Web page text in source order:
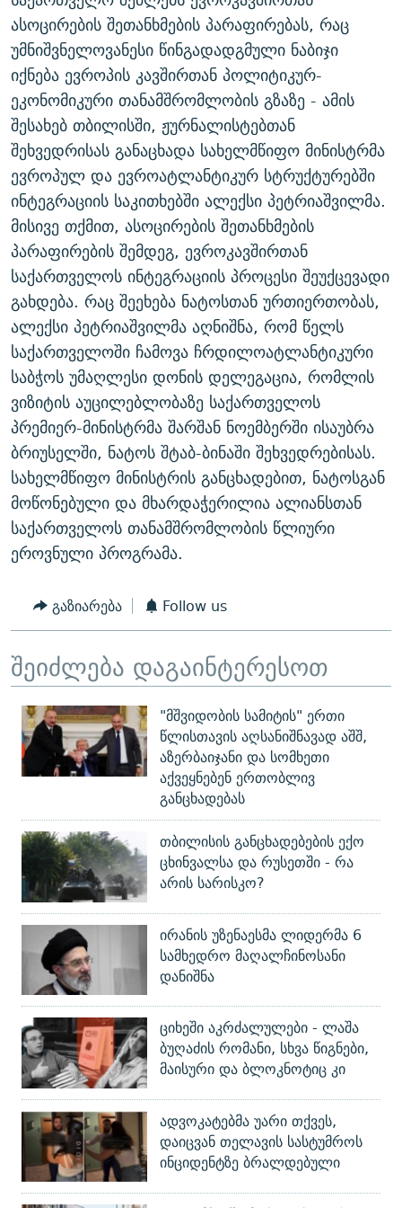
ᲛᲝᲚᲐᲞᲐᲠᲐᲙᲔ ᲢᲔᲥᲡᲢᲔᲑᲘ
ᲨᲘᲜ - ᲣᲪᲮᲝᲔᲗᲨᲘ
ᲚᲘᲢᲔᲠᲐᲢᲣᲠᲣᲚᲘ ᲬᲐᲮᲜᲐᲒᲔᲑᲘ
ᲐᲛᲔᲠᲘᲙᲣᲚᲘ ᲛᲝᲗᲮᲠᲝᲑᲐ
ᲘᲛᲞᲔᲠᲘᲐ ᲓᲐ ᲠᲐᲓᲘᲝ
ᲩᲔᲛᲘ ᲡᲘᲙᲕᲓᲘᲚᲘᲡ ᲛᲘᲖᲔᲖᲘᲐ COVID-19
11 ᲬᲔᲚᲘ - 11 ᲐᲛᲑᲐᲕᲘ
ᲡᲐᲞᲐᲠᲚᲐᲛᲔᲜᲢᲝ ᲐᲠᲩᲔᲕᲜᲔᲑᲘᲡ ᲘᲡᲢᲝᲠᲘᲐ
ᲑᲐᲕᲨᲕᲔᲑᲘ ᲞᲠᲝᲡᲢᲘᲢᲣᲪᲘᲐᲨᲘ - ᲐᲛᲝᲣᲗᲥᲛᲔᲚᲘ ᲐᲛᲑᲐᲕᲘ
5 ᲐᲛᲑᲐᲕᲘ - 20 ᲘᲕᲜᲘᲡᲡ ᲓᲐᲨᲐᲕᲔᲑᲣᲚᲔᲑᲘ
ᲐᲒᲕᲘᲡᲢᲝᲡ ᲝᲛᲘ
ПРИВЕТ ᲙᲣᲚᲢᲣᲠᲐ
ᲒᲐᲛᲝᲘᲬᲔᲠᲔ
რთე/რთ-ის ყველა საიტი
ასოცირების შეთანხმების პარაფირებას, რაც
უმნიშვნელოვანესი წინგადადგმული ნაბიჯი
იქნება ევროპის კავშირთან პოლიტიკურ-
ეკონომიკური თანამშრომლობის გზაზე - ამის
შესახებ თბილისში, ჟურნალისტებთან
შეხვედრისას განაცხადა სახელმწიფო მინისტრმა
ევროპულ და ევროატლანტიკურ სტრუქტურებში
ინტეგრაციის საკითხებში ალექსი პეტრიაშვილმა.
მისივე თქმით, ასოცირების შეთანხმების
პარაფირების შემდეგ, ევროკავშირთან
საქართველოს ინტეგრაციის პროცესი შეუქცევადი
გახდება. რაც შეეხება ნატოსთან ურთიერთობას,
ალექსი პეტრიაშვილმა აღნიშნა, რომ წელს
საქართველოში ჩამოვა ჩრდილოატლანტიკური
საბჭოს უმაღლესი დონის დელეგაცია, რომლის
ვიზიტის აუცილებლობაზე საქართველოს
პრემიერ-მინისტრმა შარშან ნოემბერში ისაუბრა
ბრიუსელში, ნატოს შტაბ-ბინაში შეხვედრებისას.
სახელმწიფო მინისტრის განცხადებით, ნატოსგან
მოწონებული და მხარდაჭერილია ალიანსთან
საქართველოს თანამშრომლობის წლიური
ეროვნული პროგრამა.
გაზიარება Follow us
შეიძლება დაგაინტერესოთ
"მშვიდობის სამიტის" ერთი
წლისთავის აღსანიშნავად აშშ,
აზერბაიჯანი და სომხეთი
აქვეყნებენ ერთობლივ
განცხადებას
თბილისის განცხადებების ექო
ცხინვალსა და რუსეთში - რა
არის სარისკო?
ირანის უზენაესმა ლიდერმა 6
სამხედრო მაღალჩინოსანი
დანიშნა
ციხეში აკრძალულები - ლაშა
ბუღაძის რომანი, სხვა წიგნები,
მაისური და ბლოკნოტიც კი
ადვოკატებმა უარი თქვეს,
დაიცვან თელავის სასტუმროს
ინციდენტზე ბრალდებული